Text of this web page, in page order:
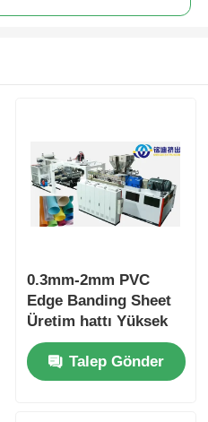
0.3mm-2mm PVC
Edge Banding Sheet
Üretim hattı Yüksek
Kapasite Düşük Güç
tüketimiTalep Gönder